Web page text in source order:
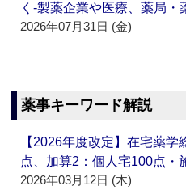
く‐製薬企業や医療、薬局
2026年07月31日 (金)
薬事キーワード解説
【2026年度改定】在宅薬
点、加算2：個人宅100点
2026年03月12日 (木)